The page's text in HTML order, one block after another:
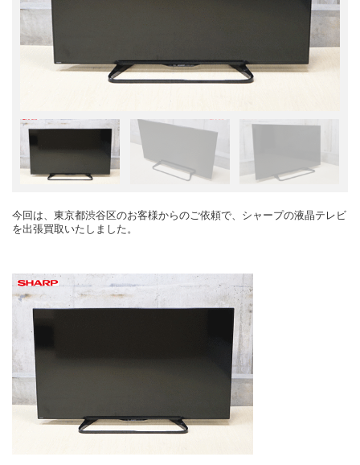
今回は、東京都渋谷区のお客様からのご依頼で、シャープの液晶テレビ
を出張買取いたしました。